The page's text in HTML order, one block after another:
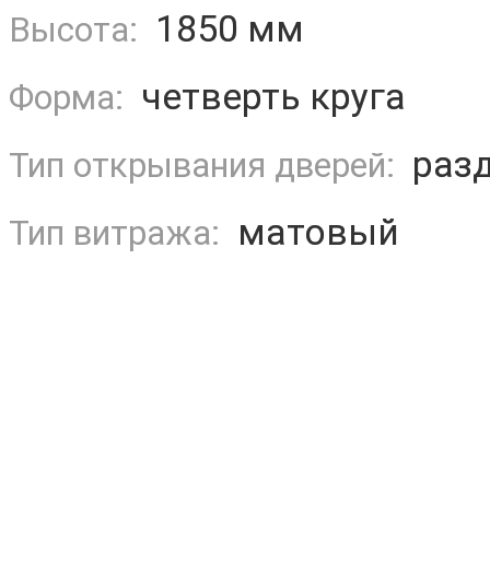
Высота: 1850 мм
Форма: четверть круга
Тип открывания дверей:
Тип витража: матовый